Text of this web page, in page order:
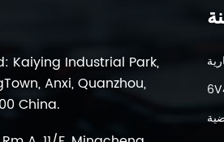
Kaiying Industrial Park,
Anxi, Quanzhou,
China.